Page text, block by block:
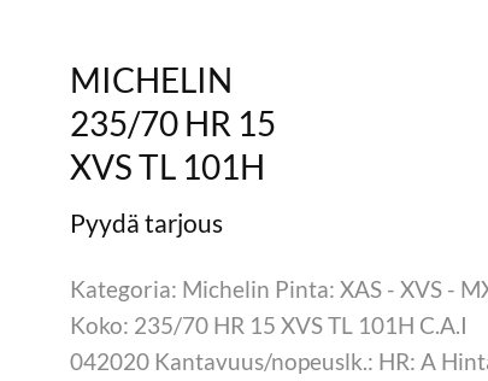
MICHELIN
235/70 HR 15
XVS TL 101H
Kategoria: Michelin Pinta: XAS - XVS -
Koko: 235/70 HR 15 XVS TL 101H C.A.I
042020 Kantavuus/nopeuslk.: HR: A